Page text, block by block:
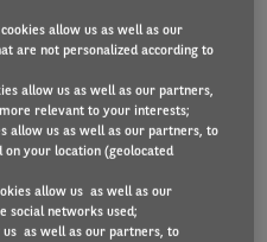
des assurances
(pour une valeur de EUR
Assistance juridique (EUR
(EUR 2,58)). Vous
sur les assurances et sur
allow us as well as our
are not personalized according to
allow us as well as our partners,
relevant to your interests;
allow us as well as our partners, to
on your location (geolocated
allow us as well as our
social networks used;
us as well as our partners, to